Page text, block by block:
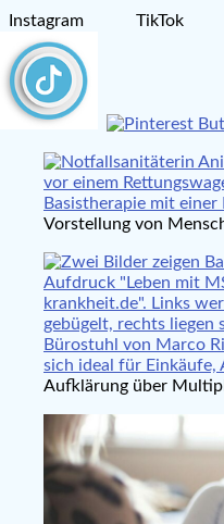
Instagram TikTok
Vorstellung von
Aufklärung über